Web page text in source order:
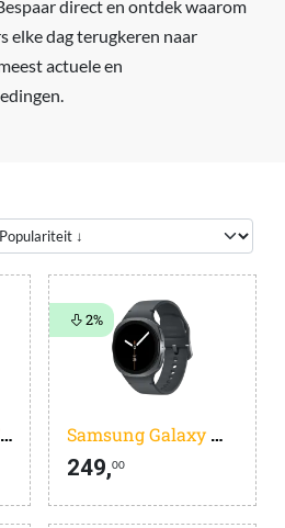
direct en ontdek waarom
elke dag terugkeren naar
actuele en
Philips 32PFS6000/12- 32 inch - Full HD LED - 2025 Samsung Galaxy Watch 8 Donkergrijs 40mm
249,00
2%